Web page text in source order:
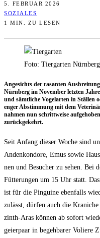
5. FEBRUAR 2026
SOZIALES
1 MIN. ZU LESEN
Foto: Tiergarten
Ange­sichts der rasan­ten
Nürn­berg im Novem­ber letz­ten
und sämt­li­che Vogel­ar­ten in Stäl­len
enger Abstim­mung mit dem
nah­men nun schritt­wei­se
zurückgekehrt.
Seit Anfang die­ser Woche sind
Anden­kon­do­re, Emus sowie
nen und Besu­cher zu sehen. Bei
Füt­te­run­gen um 15 Uhr statt.
ist für die Pin­gui­ne eben­falls
zulässt, dür­fen auch die
zinth-Aras kön­nen ab sofort
gei­er­paar in begeh­ba­rer Volie­re